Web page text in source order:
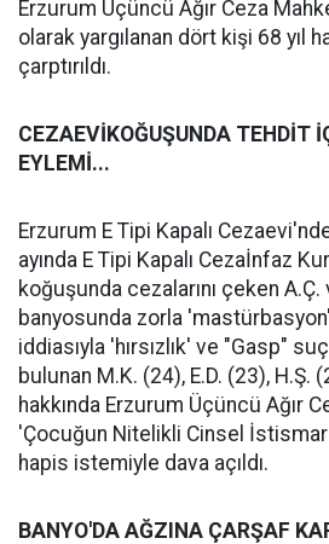
Erzurum Üçüncü Ağır Ceza
olarak yargılanan dört kişi 68 yıl
çarptırıldı.
CEZAEVİKOĞUŞUNDA TEHDİT
EYLEMİ...
Erzurum E Tipi Kapalı
ayında E Tipi Kapalı Cezaİnfaz
koğuşunda cezalarını çeken A.Ç.
banyosunda zorla 'mastürbasyon'
iddiasıyla 'hırsızlık' ve "Gasp"
bulunan M.K. (24), E.D. (23), H.Ş.
hakkında Erzurum Üçüncü Ağır
'Çocuğun Nitelikli Cinsel
hapis istemiyle dava açıldı.
BANYO'DA AĞZINA ÇARŞAF